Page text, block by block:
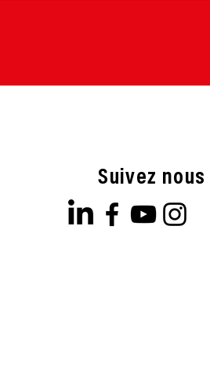
Suivez nous